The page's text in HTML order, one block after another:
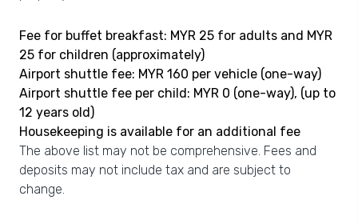
Fee for buffet breakfast: MYR 25 for adults and MYR
25 for children (approximately)
Airport shuttle fee: MYR 160 per vehicle (one-way)
Airport shuttle fee per child: MYR 0 (one-way), (up to
12 years old)
Housekeeping is available for an additional fee
The above list may not be comprehensive. Fees and
deposits may not include tax and are subject to
change.